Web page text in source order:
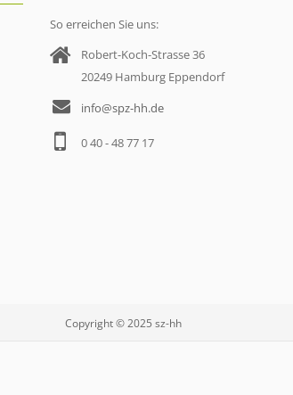
So erreichen Sie uns:
Robert-Koch-Strasse 36
20249 Hamburg Eppendorf
info@spz-hh.de
0 40 - 48 77 17
Copyright © 2025 sz-hh